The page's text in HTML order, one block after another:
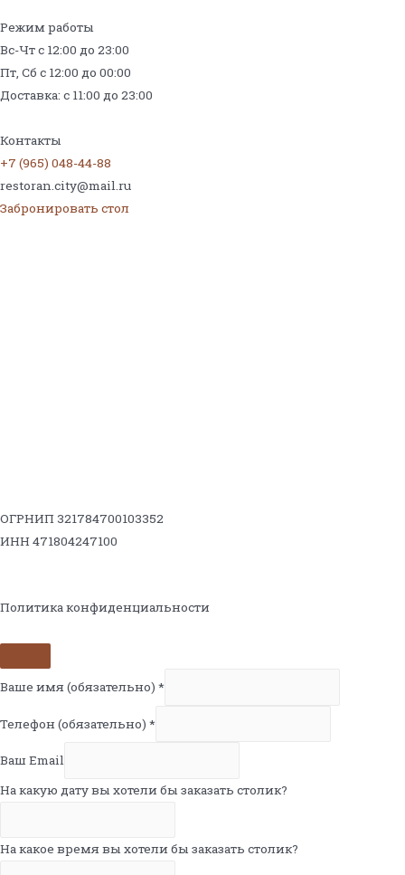
Режим работы
Вс-Чт с 12:00 до 23:00
Пт, Сб с 12:00 до 00:00
Доставка: с 11:00 до 23:00
Контакты
+7 (965) 048-44-88
restoran.city@mail.ru
Забронировать стол
ОГРНИП 321784700103352
ИНН 471804247100
Политика конфиденциальности
Ваше имя (обязательно) *
Телефон (обязательно) *
Ваш Email
На какую дату вы хотели бы заказать столик?
На какое время вы хотели бы заказать столик?